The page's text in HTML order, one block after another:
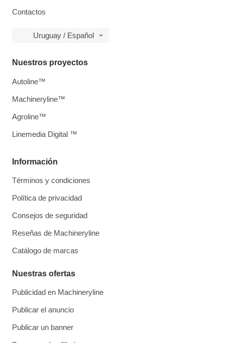
Contactos
Uruguay / Español
Información
Términos y condiciones
Política de privacidad
Consejos de seguridad
Reseñas de Machineryline
Catálogo de marcas
Nuestras ofertas
Publicidad en Machineryline
Publicar el anuncio
Publicar un banner
Nuestros proyectos
Autoline™
Machineryline™
Agroline™
Linemedia Digital ™